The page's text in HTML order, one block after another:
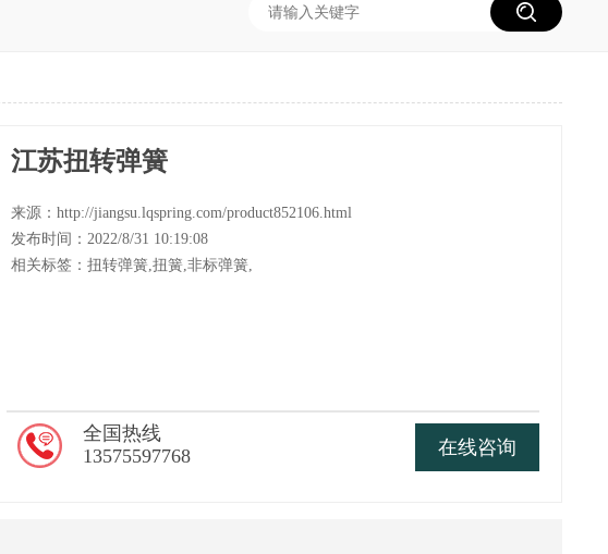
江苏扭转弹簧
来源：http://jiangsu.lqspring.com/product852106.html
发布时间：2022/8/31 10:19:08
相关标签：扭转弹簧,扭簧,非标弹簧,
在线咨询
全国热线
13575597768